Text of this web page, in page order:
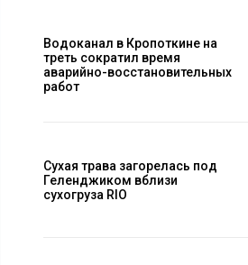
Водоканал в Кропоткине на
треть сократил время
аварийно-восстановительных
работ
Сухая трава загорелась под
Геленджиком вблизи
сухогруза RIO